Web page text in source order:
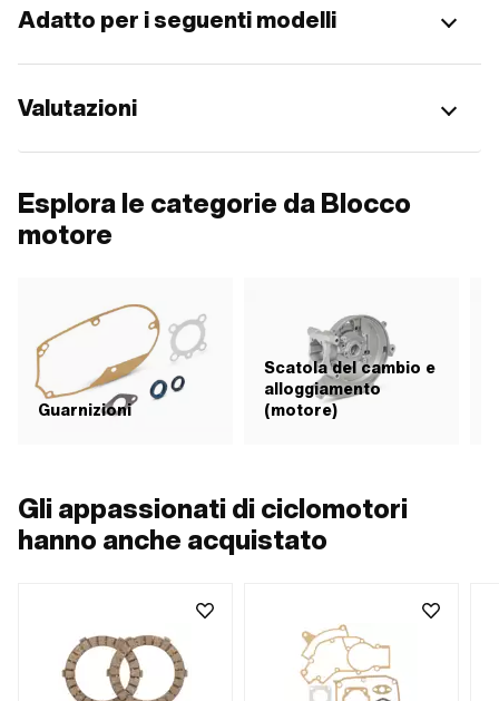
Adatto per i seguenti modelli
Valutazioni
Esplora le categorie da Blocco
motore
Guarnizioni
Scatola del cambio e
alloggiamento
(motore)
Gli appassionati di ciclomotori
hanno anche acquistato